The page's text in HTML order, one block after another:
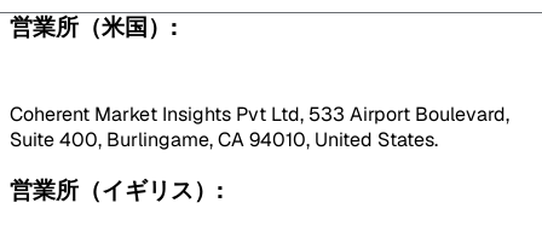
営業所（米国）:
Coherent Market Insights Pvt Ltd, 533 Airport Boulevard,
Suite 400, Burlingame, CA 94010, United States.
営業所（イギリス）: